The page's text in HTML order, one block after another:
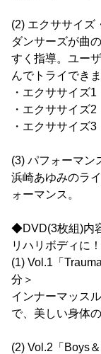
(2) エクササイズ
ダンサーズが曲
すく指導。ユー
んでトライできま
・エクササイズ1
・エクササイズ
・エクササイズ
(3) パフォーマン
浜崎あゆみのラ
ォーマンス。
◆DVD(3枚組)内
リハリボディに！
(1) Vol.1「
分＞
インナーマッス
で、美しい身体
(2) Vol.2「Boys